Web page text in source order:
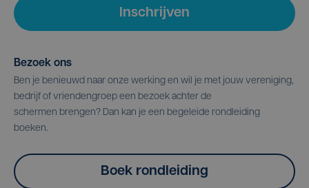
Inschrijven
Bezoek ons
Ben je benieuwd naar onze werking en wil je met jouw vereniging,
bedrijf of vriendengroep een bezoek achter de
schermen brengen? Dan kan je een begeleide rondleiding
boeken.
Boek rondleiding